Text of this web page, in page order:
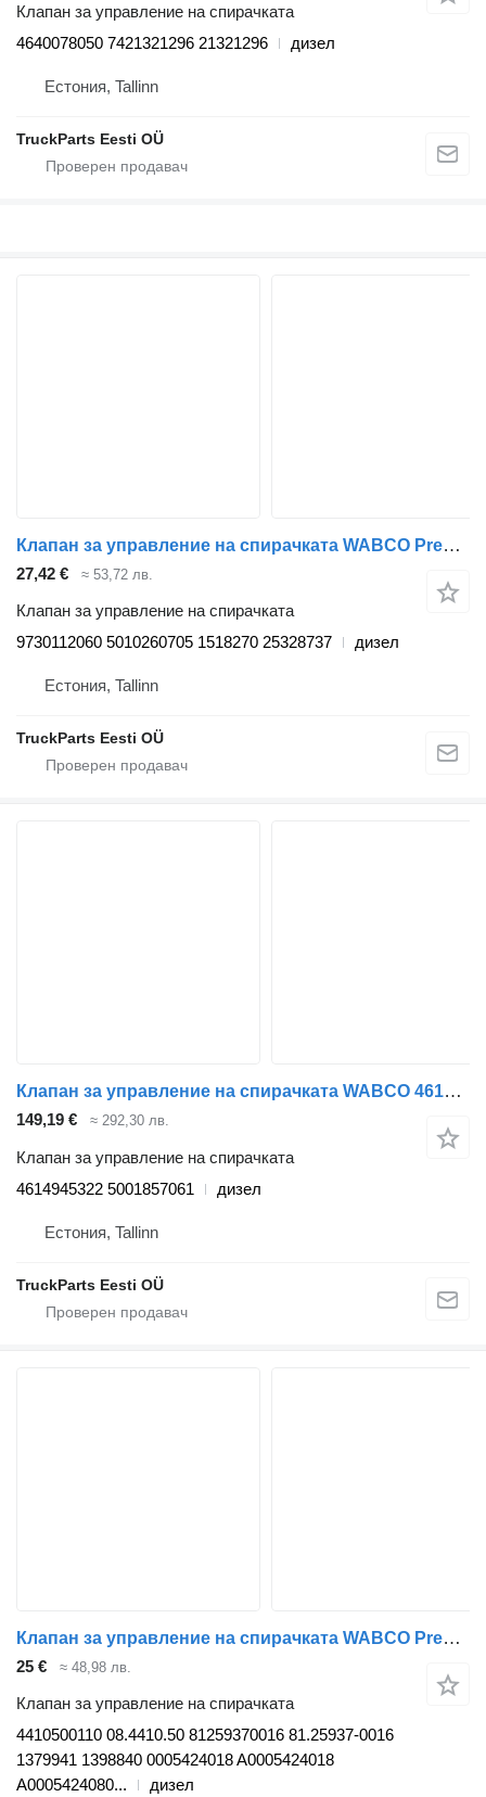
Клапан за управление на спирачката
4640078050 7421321296 21321296
дизел
Естония, Tallinn
TruckParts Eesti OÜ
Клапан за управление на спирачката WABCO Premium (01.96-) 9730112060 за влекач Renault Premium, Premium 2 (1996-2014)
27,42 € ≈ 53,72 лв.
Клапан за управление на спирачката
9730112060 5010260705 1518270 25328737
дизел
Естония, Tallinn
TruckParts Eesti OÜ
Клапан за управление на спирачката WABCO 4614945322 за влекач Renault Kerax, Midlum (1997-2014)
149,19 € ≈ 292,30 лв.
Клапан за управление на спирачката
4614945322 5001857061
дизел
Естония, Tallinn
TruckParts Eesti OÜ
Клапан за управление на спирачката WABCO Premium (01.96-) 4410500110 за влекач Renault Premium, Premium 2 (1996-2014)
25 € ≈ 48,98 лв.
Клапан за управление на спирачката
4410500110 08.4410.50 81259370016 81.25937-0016
1379941 1398840 0005424018 A0005424018
A0005424080...
дизел